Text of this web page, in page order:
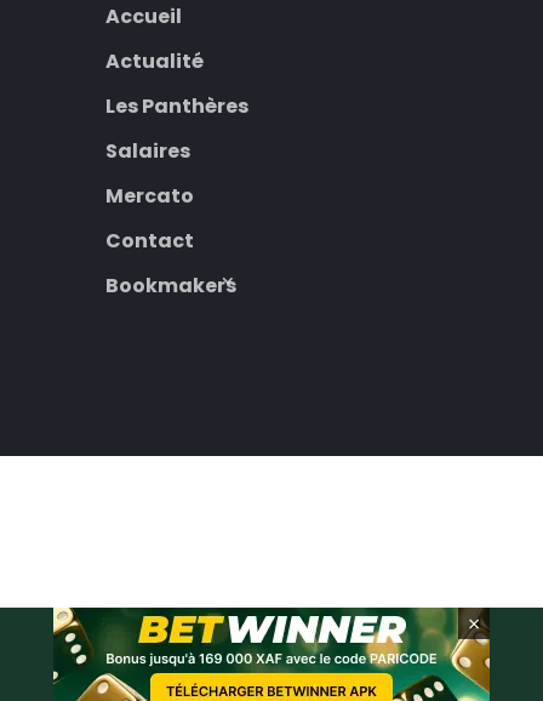
Accueil
Actualité
Les Panthères
Salaires
Mercato
Contact
Bookmakers
×